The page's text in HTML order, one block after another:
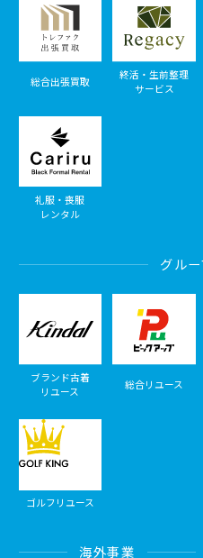
総合出張買取
終活・生前整理
サービス
礼服・喪服
レンタル
グル
ブランド古着
リユース
総合リユース
ゴルフリユース
海外事業